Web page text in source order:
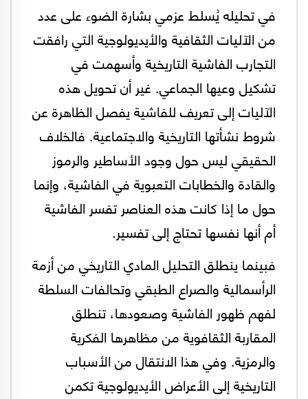
في تحليله يُسلط عزمي بشارة الضوء على عدد
من الآليات الثقافية والأيديولوجية التي رافقت
التجارب الفاشية التاريخية وأسهمت في
تشكيل وعيها الجماعي. غير أن تحويل هذه
الآليات إلى تعريف للفاشية يفصل الظاهرة عن
شروط نشأتها التاريخية والاجتماعية. فالخلاف
الحقيقي ليس حول وجود الأساطير والرموز
والقادة والخطابات التعبوية في الفاشية، وإنما
حول ما إذا كانت هذه العناصر تفسر الفاشية
أم أنها نفسها تحتاج إلى تفسير.
فبينما ينطلق التحليل المادي التاريخي من أزمة
الرأسمالية والصراع الطبقي وتحالفات السلطة
لفهم ظهور الفاشية وصعودها، تنطلق
المقاربة الثقافوية من مظاهرها الفكرية
والرمزية. وفي هذا الانتقال من الأسباب
التاريخية إلى الأعراض الأيديولوجية تكمن